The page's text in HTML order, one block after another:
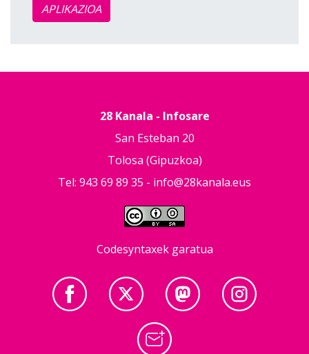
APLIKAZIOA
28 Kanala - Infosare
San Esteban 20
Tolosa (Gipuzkoa)
Tel: 943 69 89 35 - info@28kanala.eus
Codesyntaxek garatua